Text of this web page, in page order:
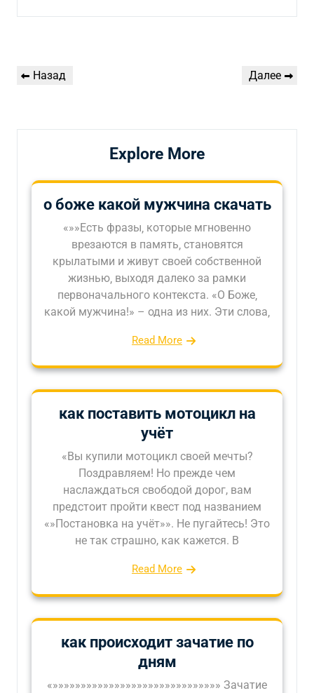
по
Предыдущая
Назад
Следующая
Далее
Explore More
о боже какой мужчина скачать
«»»Есть фразы‚ которые мгновенно
врезаются в память‚ становятся
крылатыми и живут своей собственной
жизнью‚ выходя далеко за рамки
первоначального контекста. «О Боже‚
какой мужчина!» – одна из них. Эти слова‚
Read More
как поставить мотоцикл на
учёт
«Вы купили мотоцикл своей мечты?
Поздравляем! Но прежде чем
наслаждаться свободой дорог, вам
предстоит пройти квест под названием
«»Постановка на учёт»». Не пугайтесь! Это
не так страшно, как кажется. В
Read More
как происходит зачатие по
дням
«»»»»»»»»»»»»»»»»»»»»»»»»»»»»»» Зачатие